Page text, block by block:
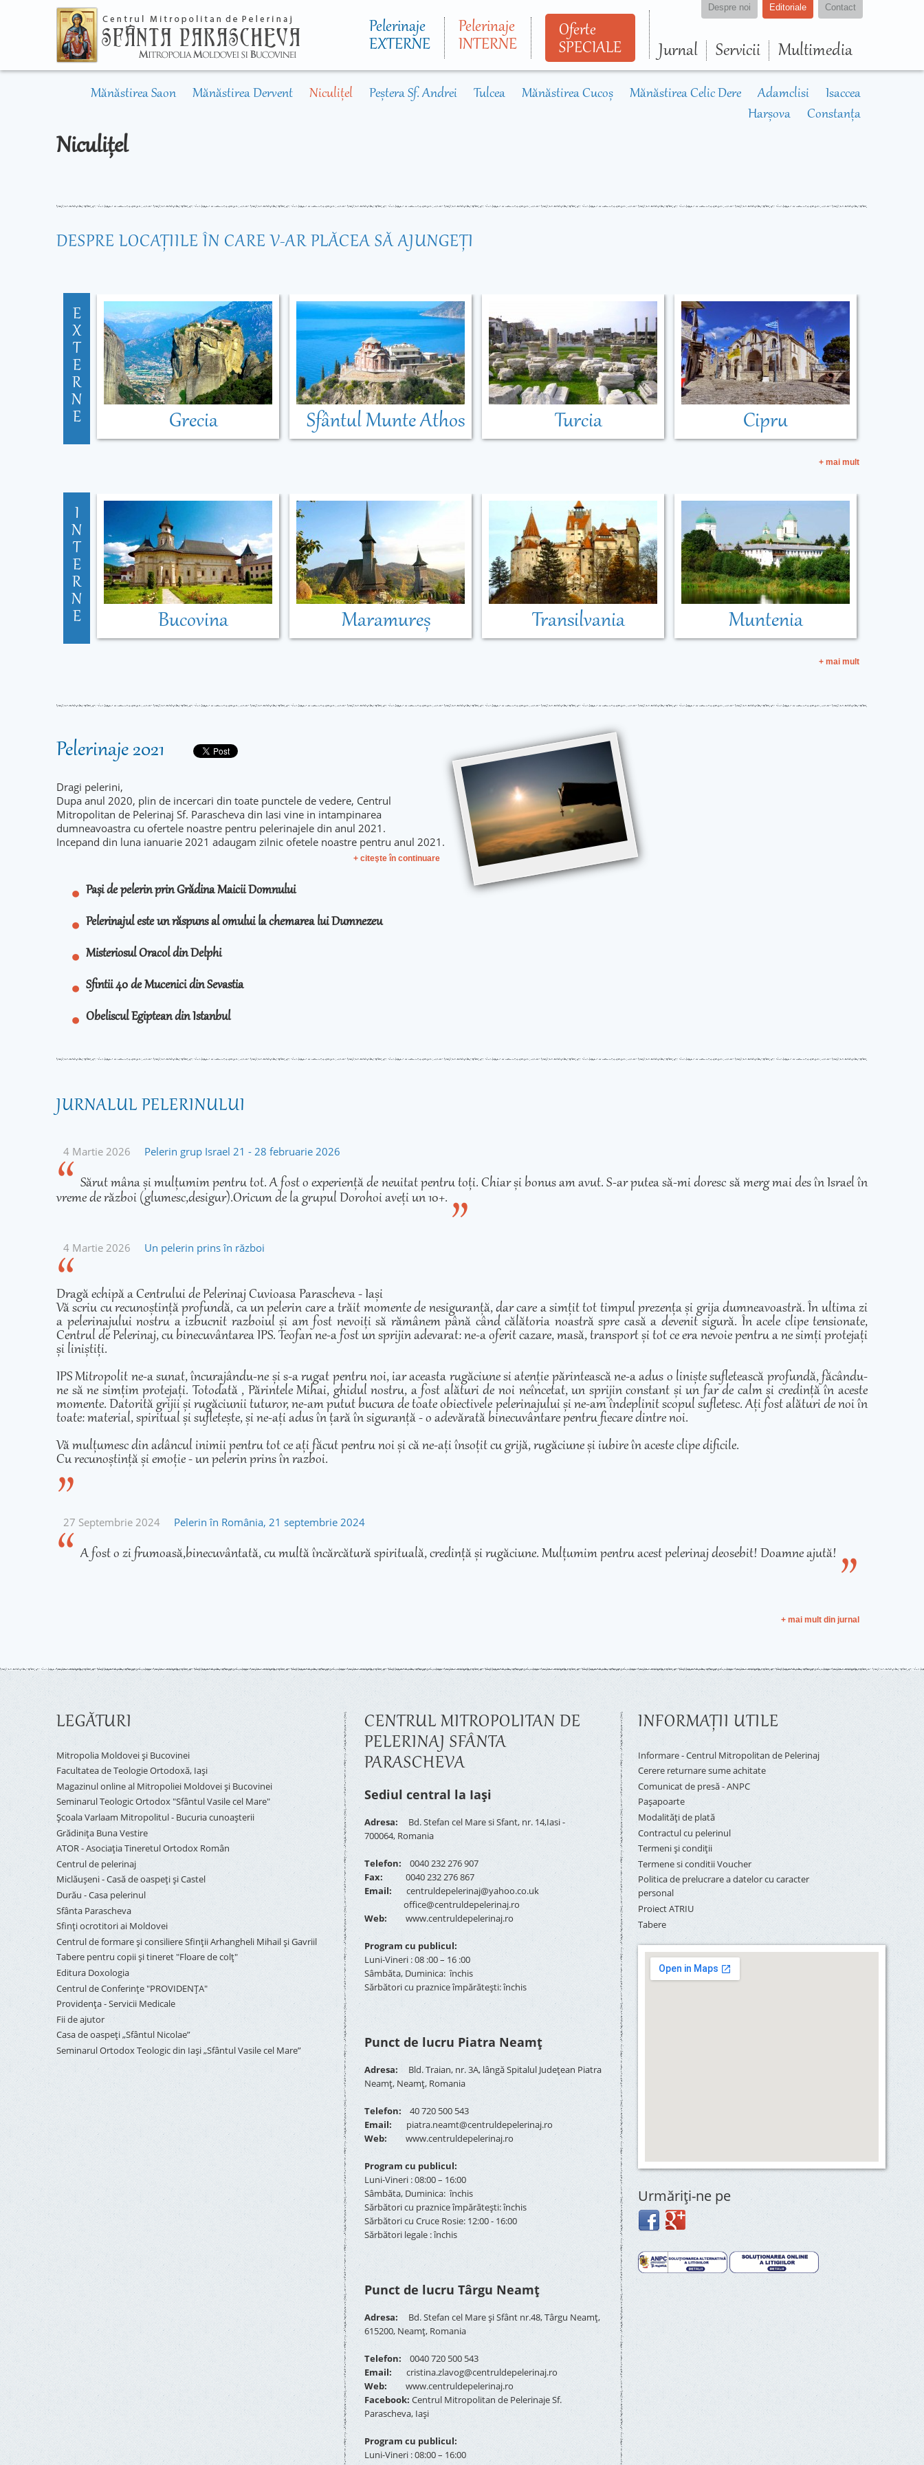
conţinutul
principal
Pelerinaje
EXTERNE
Pelerinaje
INTERNE
Oferte
SPECIALE
Despre noi Editoriale Contact
Jurnal Servicii Multimedia
Mănăstirea Saon Mănăstirea Dervent Niculițel Peștera Sf. Andrei Tulcea Mănăstirea Cucoș Mănăstirea Celic Dere Adamclisi
Isaccea
Harșova
Constanța
Niculițel
DESPRE LOCAŢIILE ÎN CARE V-AR PLĂCEA SĂ AJUNGEŢI
E
X
T
E
R
N
E
Grecia Sfântul Munte Athos Turcia Cipru
+ mai mult
I
N
T
E
R
N
E
Bucovina Maramureș Transilvania Muntenia
+ mai mult
Pelerinaje 2021
Dragi pelerini,
Dupa anul 2020, plin de incercari din toate punctele de vedere, Centrul
Mitropolitan de Pelerinaj Sf. Parascheva din Iasi vine in intampinarea
dumneavoastra cu ofertele noastre pentru pelerinajele din anul 2021.
Incepand din luna ianuarie 2021 adaugam zilnic ofetele noastre pentru anul 2021.
+ citeşte în continuare
Pași de pelerin prin Grădina Maicii Domnului
Pelerinajul este un răspuns al omului la chemarea lui Dumnezeu
Misteriosul Oracol din Delphi
Sfintii 40 de Mucenici din Sevastia
Obeliscul Egiptean din Istanbul
JURNALUL PELERINULUI
4 Martie 2026 Pelerin grup Israel 21 - 28 februarie 2026
Sărut mâna și mulțumim pentru tot. A fost o experiență de neuitat pentru toți. Chiar și bonus am avut. S-ar putea să-mi doresc să merg mai des în Israel în
vreme de război (glumesc,desigur).Oricum de la grupul Dorohoi aveți un 10+.
4 Martie 2026 Un pelerin prins în război
Dragă echipă a Centrului de Pelerinaj Cuvioasa Parascheva - Iași
Vă scriu cu recunoștință profundă, ca un pelerin care a trăit momente de nesiguranță, dar care a simțit tot timpul prezența și grija dumneavoastră. În ultima zi
a pelerinajului nostru a izbucnit razboiul și am fost nevoiți să rămânem până când călătoria noastră spre casă a devenit sigură. În acele clipe tensionate,
Centrul de Pelerinaj, cu binecuvântarea IPS. Teofan ne-a fost un sprijin adevarat: ne-a oferit cazare, masă, transport și tot ce era nevoie pentru a ne simți protejați
și liniștiți.
IPS Mitropolit ne-a sunat, încurajându-ne și s-a rugat pentru noi, iar aceasta rugăciune si atenție părintească ne-a adus o liniște sufletească profundă, făcându-
ne să ne simțim protejați. Totodată , Părintele Mihai, ghidul nostru, a fost alături de noi neîncetat, un sprijin constant și un far de calm și credință în aceste
momente. Datorită grijii și rugăciunii tuturor, ne-am putut bucura de toate obiectivele pelerinajului și ne-am îndeplinit scopul sufletesc. Ați fost alături de noi în
toate: material, spiritual și sufletește, și ne-ați adus în țară în siguranță - o adevărată binecuvântare pentru fiecare dintre noi.
Vă mulțumesc din adâncul inimii pentru tot ce ați făcut pentru noi și că ne-ați însoțit cu grijă, rugăciune și iubire în aceste clipe dificile.
Cu recunoștință și emoție - un pelerin prins în razboi.
27 Septembrie 2024 Pelerin în România, 21 septembrie 2024
A fost o zi frumoasă,binecuvântată, cu multă încărcătură spirituală, credință și rugăciune. Mulțumim pentru acest pelerinaj deosebit! Doamne ajută!
+ mai mult din jurnal
LEGĂTURI
Mitropolia Moldovei și Bucovinei
Facultatea de Teologie Ortodoxă, Iaşi
Magazinul online al Mitropoliei Moldovei și Bucovinei
Seminarul Teologic Ortodox "Sfântul Vasile cel Mare"
Şcoala Varlaam Mitropolitul - Bucuria cunoaşterii
Grădinița Buna Vestire
ATOR - Asociaţia Tineretul Ortodox Român
Centrul de pelerinaj
Miclăușeni - Casă de oaspeţi şi Castel
Durău - Casa pelerinul
Sfânta Parascheva
Sfinți ocrotitori ai Moldovei
Centrul de formare și consiliere Sfinții Arhangheli Mihail și Gavriil
Tabere pentru copii şi tineret "Floare de colţ"
Editura Doxologia
Centrul de Conferinţe "PROVIDENŢA"
Providenţa - Servicii Medicale
Fii de ajutor
Casa de oaspeți „Sfântul Nicolae”
Seminarul Ortodox Teologic din Iași „Sfântul Vasile cel Mare”
CENTRUL MITROPOLITAN DE
PELERINAJ SFÂNTA
PARASCHEVA
Sediul central la Iași
Adresa: Bd. Stefan cel Mare si Sfant, nr. 14,Iasi -
700064, Romania
Telefon:0040 232 276 907
Fax: 0040 232 276 867
Email:
centruldepelerinaj@yahoo.co.uk
office@centruldepelerinaj.ro
Web:
www.centruldepelerinaj.ro
Program cu publicul:
Luni-Vineri : 08 :00 – 16 :00
Sâmbăta, Duminica: închis
Sărbători cu praznice împărătești: închis
Punct de lucru Piatra Neamț
Adresa: Bld. Traian, nr. 3A, lângă Spitalul Județean Piatra
Neamț, Neamț, Romania
Telefon: 40 720 500 543
Email:
piatra.neamt@centruldepelerinaj.ro
Web:
www.centruldepelerinaj.ro
Program cu publicul:
Luni-Vineri : 08:00 – 16:00
Sâmbăta, Duminica: închis
Sărbători cu praznice împărătești: închis
Sărbători cu Cruce Rosie: 12:00 - 16:00
Sărbători legale : închis
Punct de lucru Târgu Neamț
Adresa: Bd. Stefan cel Mare și Sfânt nr.48, Târgu Neamț,
615200, Neamț, Romania
Telefon: 0040 720 500 543
Email:
cristina.zlavog@centruldepelerinaj.ro
Web:
www.centruldepelerinaj.ro
Facebook: Centrul Mitropolitan de Pelerinaje Sf.
Parascheva, Iași
Program cu publicul:
Luni-Vineri : 08:00 – 16:00
INFORMAŢII UTILE
Informare - Centrul Mitropolitan de Pelerinaj
Cerere returnare sume achitate
Comunicat de presă - ANPC
Pașapoarte
Modalități de plată
Contractul cu pelerinul
Termeni și condiții
Termene si conditii Voucher
Politica de prelucrare a datelor cu caracter
personal
Proiect ATRIU
Tabere
Urmăriţi-ne pe